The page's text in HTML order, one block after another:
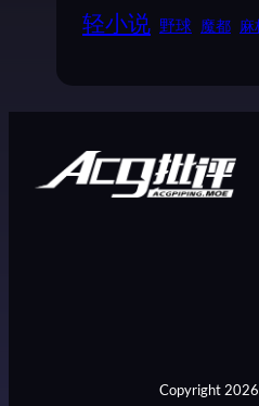
轻小说 野球 魔都 麻
Copyright 2026